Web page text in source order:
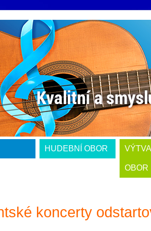
HUDEBNÍ OBOR
OBOR
koncerty